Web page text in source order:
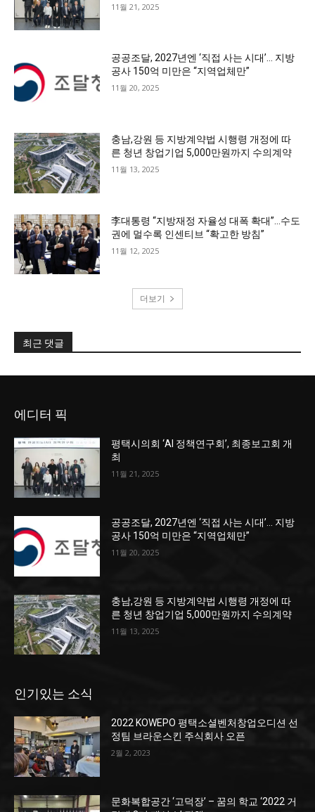
11월 21, 2025
공공조달, 2027년엔 ‘직접 사는 시대’… 지방
공사 150억 미만은 “지역업체만”
11월 20, 2025
충남,강원 등 지방계약법 시행령 개정에 따
른 청년 창업기업 5,000만원까지 수의계약
11월 13, 2025
李대통령 “지방재정 자율성 대폭 확대”…수도
권에 멀수록 인센티브 “확고한 방침”
11월 12, 2025
더보기
최근 댓글
에디터 픽
평택시의회 ‘AI 정책연구회’, 최종보고회 개
최
11월 21, 2025
공공조달, 2027년엔 ‘직접 사는 시대’… 지방
공사 150억 미만은 “지역업체만”
11월 20, 2025
충남,강원 등 지방계약법 시행령 개정에 따
른 청년 창업기업 5,000만원까지 수의계약
11월 13, 2025
인기있는 소식
2022 KOWEPO 평택소셜벤처창업오디션 선
정팀 브라운스킨 주식회사 오픈
2월 2, 2023
문화복합공간 ‘고덕장’ – 꿈의 학교 ‘2022 거